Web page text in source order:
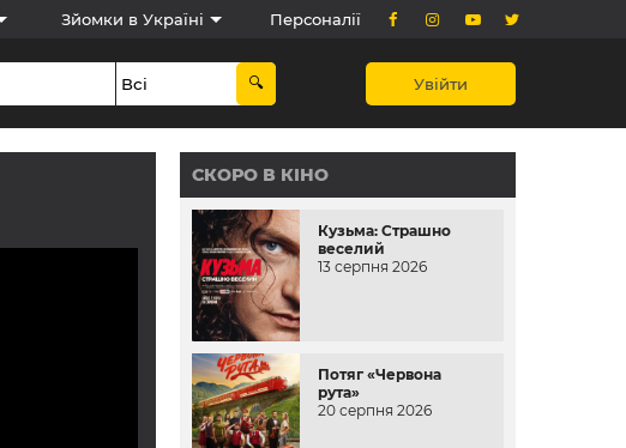
Зйомки в Україні Персоналії
Увійти
СКОРО В КІНО
Кузьма: Страшно
веселий
13 серпня 2026
Потяг «Червона
рута»
20 серпня 2026